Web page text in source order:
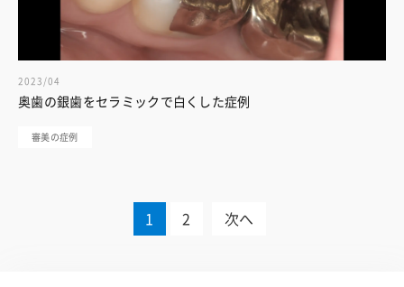
2023/04
奥歯の銀歯をセラミックで白くした症例
審美の症例
1 2 次へ